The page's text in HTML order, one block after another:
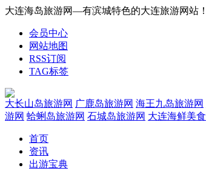
大连海岛旅游网—有滨城特色的大连旅游网站！
会员中心
网站地图
RSS订阅
TAG标签
大长山岛旅游网 广鹿岛旅游网 海王九岛旅游网
游网 蛤蜊岛旅游网 石城岛旅游网 大连海鲜美食
首页
资讯
出游宝典